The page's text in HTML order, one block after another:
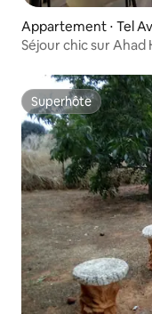
Appartement ⋅ Tel
Séjour chic sur Ahad
Superhôte
Superhôte